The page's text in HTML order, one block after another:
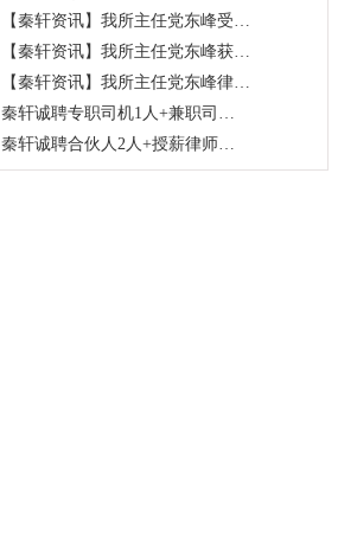
【秦轩资讯】我所主任党东峰受…
【秦轩资讯】我所主任党东峰获…
【秦轩资讯】我所主任党东峰律…
秦轩诚聘专职司机1人+兼职司…
秦轩诚聘合伙人2人+授薪律师…